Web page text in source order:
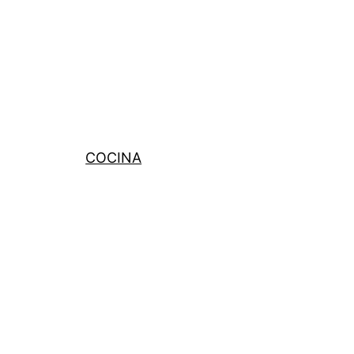
COCINA